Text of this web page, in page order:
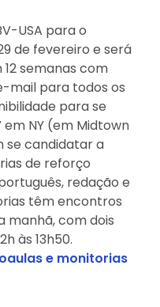
USA para o
de fevereiro e será
semanas com
mail para todos os
para se
NY (em Midtown
candidatar a
de reforço
redação e
têm encontros
manhã, com dois
às 13h50.
e monitorias